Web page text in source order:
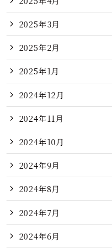
2025年3月
2025年2月
2025年1月
2024年12月
2024年11月
2024年10月
2024年9月
2024年8月
2024年7月
2024年6月